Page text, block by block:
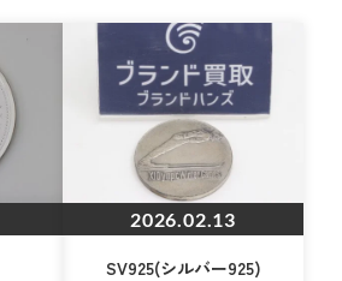
2026.02.13
SV925(シルバー925)